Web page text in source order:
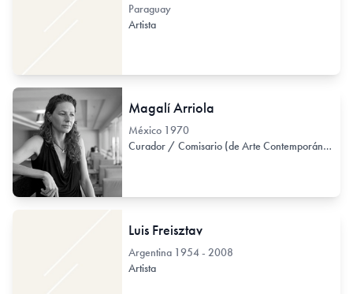
Paraguay
Artista
Magalí Arriola
México 1970
Curador / Comisario (de Arte Contemporáneo)
Luis Freisztav
Argentina 1954 - 2008
Artista